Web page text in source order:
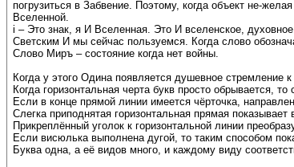
погрузиться в Забвение. Поэтому, когда объект не-
Вселенной.
i – Это знак, я И Вселенная. Это И вселенское,
Светским И мы сейчас пользуемся. Когда слово
Слово Миръ – состояние когда нет войны.
Когда у этого Одина появляется душевное стремление
Когда горизонтальная черта букв просто обрывается,
Если в конце прямой линии имеется чёрточка,
Слегка приподнятая горизонтальная прямая
Прикреплённый уголок к горизонтальной линии
Если висюлька выполнена дугой, то таким способом
Буква одна, а её видов много, и каждому виду